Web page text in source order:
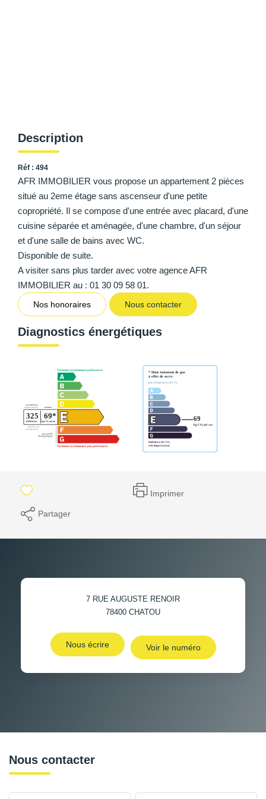
Description
Réf : 494
AFR IMMOBILIER vous propose un appartement 2 pièces
situé au 2eme étage sans ascenseur d'une petite
copropriété. Il se compose d'une entrée avec placard, d'une
cuisine séparée et aménagée, d'une chambre, d'un séjour
et d'une salle de bains avec WC.
Disponible de suite.
A visiter sans plus tarder avec votre agence AFR
IMMOBILIER au : 01 30 09 58 01.
Nos honoraires Nous contacter
Diagnostics énergétiques
Imprimer
Partager
7 RUE AUGUSTE RENOIR
78400 CHATOU
Nous écrire Voir le numéro
Nous contacter